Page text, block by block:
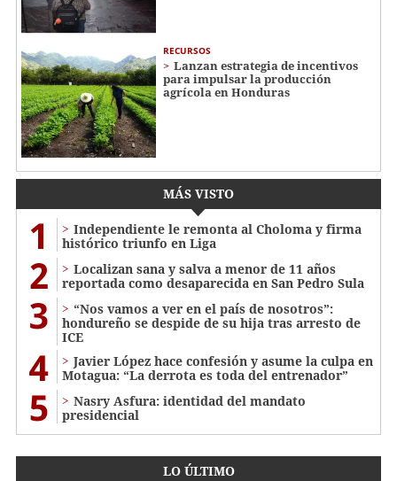
RECURSOS
Lanzan estrategia de incentivos
para impulsar la producción
agrícola en Honduras
MÁS VISTO
1
Independiente le remonta al Choloma y firma
histórico triunfo en Liga
2
Localizan sana y salva a menor de 11 años
reportada como desaparecida en San Pedro Sula
3
“Nos vamos a ver en el país de nosotros”:
hondureño se despide de su hija tras arresto de
ICE
4
Javier López hace confesión y asume la culpa en
Motagua: “La derrota es toda del entrenador”
5
Nasry Asfura: identidad del mandato
presidencial
LO ÚLTIMO